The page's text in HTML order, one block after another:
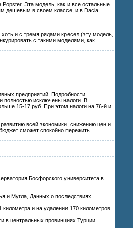
Popster. Эта модель, как и все остальные
дешевым в своем классе, и в Dacia
и с тремя рядами кресел (эту модель,
с такими моделями, как
предприятий. Подробности
полностью исключены налоги. В
15-17 руб. При этом налоги на 76-й и
всей экономики, снижению цен и
сможет спокойно пережить
Босфорского университета в
и Мугла, Данных о последствиях
километра и на удалении 170 километров
центральных провинциях Турции.